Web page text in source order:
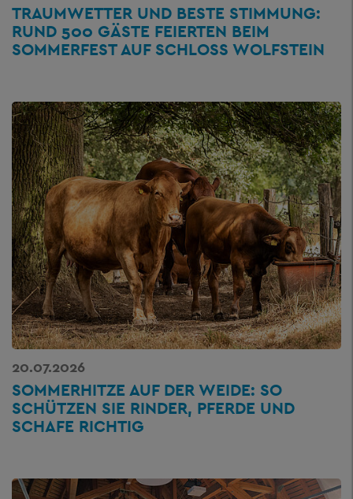
TRAUMWETTER UND BESTE STIMMUNG:
RUND 500 GÄSTE FEIERTEN BEIM
SOMMERFEST AUF SCHLOSS WOLFSTEIN
20.07.2026
SOMMERHITZE AUF DER WEIDE: SO
SCHÜTZEN SIE RINDER, PFERDE UND
SCHAFE RICHTIG